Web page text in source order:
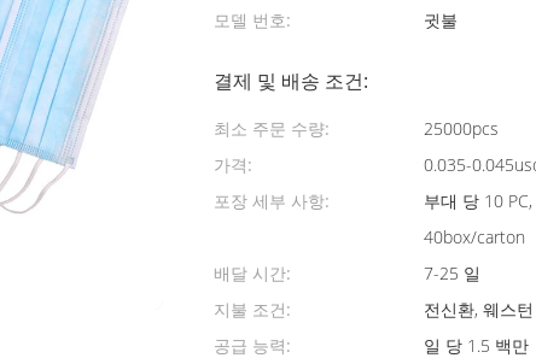
모델 번호:
귓불
결제 및 배송 조건:
최소 주문 수량:
25000pcs
가격:
0.035-
포장 세부 사항:
부대 당 10
40box/carton
배달 시간:
7-25 일
지불 조건:
전신환, 웨스
공급 능력:
일 당 1.5 백만